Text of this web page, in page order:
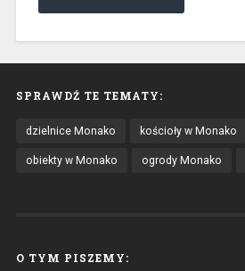
SPRAWDŹ TE TEMATY:
dzielnice Monako kościoły w Monako
obiekty w Monako ogrody Monako
O TYM PISZEMY: